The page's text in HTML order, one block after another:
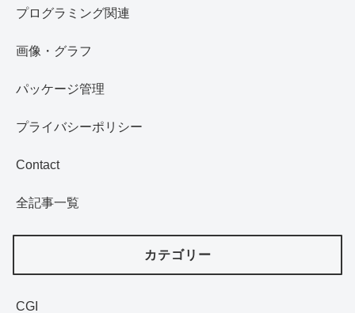
プログラミング関連
画像・グラフ
パッケージ管理
プライバシーポリシー
Contact
全記事一覧
カテゴリー
CGI